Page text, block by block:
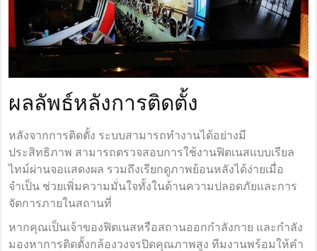
ผลลัพธ์หลังการติดตั้ง
หลังจากการติดตั้ง ระบบสามารถทำงานได้อย่างมี
ประสิทธิภาพ สามารถตรวจสอบการใช้งานฟิตเนสแบบเรียล
ไทม์ผ่านจอแสดงผล รวมถึงเรียกดูภาพย้อนหลังได้ง่ายเมื่อ
จำเป็น ช่วยเพิ่มความมั่นใจทั้งในด้านความปลอดภัยและการ
จัดการภายในสถานที่
หากคุณเป็นเจ้าของฟิตเนสหรือสถานออกกำลังกาย และกำลัง
มองหาการติดตั้งกล้องวงจรปิดคุณภาพสูง ทีมงานพร้อมให้คำ